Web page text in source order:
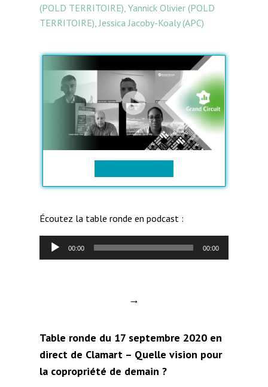
(POLD TERRITOIRE), Yannick Olivier (POLD
TERRITOIRE), Jessica Jacoby-Koaly (APC)
Écoutez la table ronde en podcast :
e
r
a
u
00:00 00:00
→
Table ronde du 17 septembre 2020 en
direct de Clamart – Quelle vision pour
la copropriété de demain ?